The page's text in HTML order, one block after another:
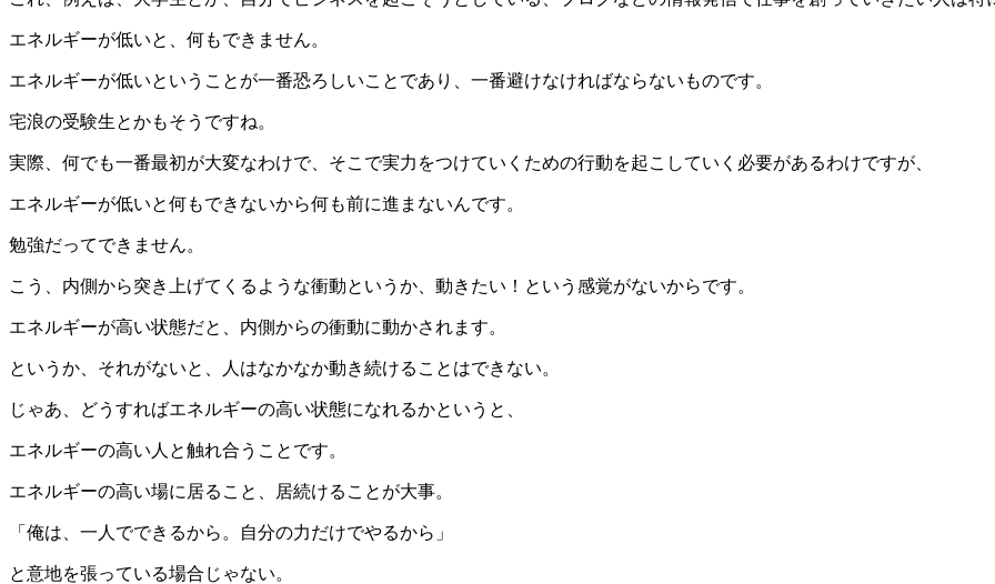
エネルギーが低いと、何もできません。
エネルギーが低いということが一番恐ろしいことであり、一番避けなければならないものです。
宅浪の受験生とかもそうですね。
実際、何でも一番最初が大変なわけで、そこで実力をつけていくための行動を起こしていく必要があるわけですが、
エネルギーが低いと何もできないから何も前に進まないんです。
勉強だってできません。
こう、内側から突き上げてくるような衝動というか、動きたい！という感覚がないからです。
エネルギーが高い状態だと、内側からの衝動に動かされます。
というか、それがないと、人はなかなか動き続けることはできない。
じゃあ、どうすればエネルギーの高い状態になれるかというと、
エネルギーの高い人と触れ合うことです。
エネルギーの高い場に居ること、居続けることが大事。
「俺は、一人でできるから。自分の力だけでやるから」
と意地を張っている場合じゃない。